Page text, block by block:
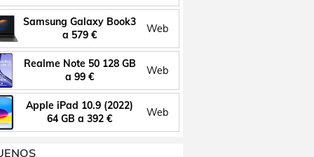
Samsung Galaxy Book3
a 579 €
Web
Realme Note 50 128 GB
a 99 €
Web
Apple iPad 10.9 (2022)
64 GB a 392 €
Web